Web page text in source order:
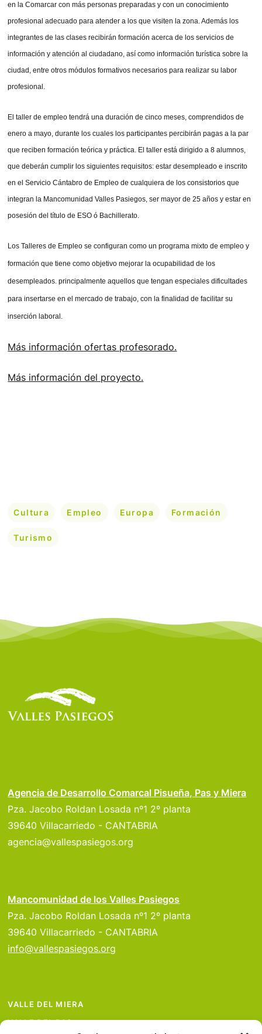
en la Comarcar con más personas preparadas y con un conocimiento
profesional adecuado para atender a los que visiten la zona. Además los
integrantes de las clases recibirán formación acerca de los servicios de
información y atención al ciudadano, así como información turística sobre la
ciudad, entre otros módulos formativos necesarios para realizar su labor
profesional.
El taller de empleo tendrá una duración de cinco meses, comprendidos de
enero a mayo, durante los cuales los participantes percibirán pagas a la par
que reciben formación teórica y práctica. El taller está dirigido a 8 alumnos,
que deberán cumplir los siguientes requisitos: estar desempleado e inscrito
en el Servicio Cántabro de Empleo de cualquiera de los consistorios que
integran la Mancomunidad Valles Pasiegos, ser mayor de 25 años y estar en
posesión del título de ESO ó Bachillerato.
Los Talleres de Empleo se configuran como un programa mixto de empleo y
formación que tiene como objetivo mejorar la ocupabilidad de los
desempleados. principalmente aquellos que tengan especiales dificultades
para insertarse en el mercado de trabajo, con la finalidad de facilitar su
inserción laboral.
Más información ofertas profesorado.
Más información del proyecto.
Cultura Empleo Europa Formación
Turismo
Agencia de Desarrollo Comarcal Pisueña, Pas y Miera
Pza. Jacobo Roldan Losada nº1 2º planta
39640 Villacarriedo - CANTABRIA
agencia@vallespasiegos.org
Mancomunidad de los Valles Pasiegos
Pza. Jacobo Roldan Losada nº1 2º planta
39640 Villacarriedo - CANTABRIA
info@vallespasiegos.org
VALLE DEL MIERA
VALLE DEL PAS